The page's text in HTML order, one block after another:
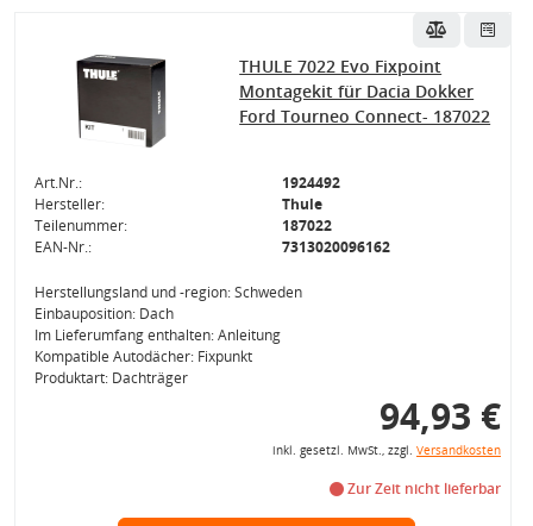
THULE 7022 Evo Fixpoint
Montagekit für Dacia Dokker
Ford Tourneo Connect- 187022
Art.Nr.:
1924492
Hersteller:
Thule
Teilenummer:
187022
EAN-Nr.:
7313020096162
Herstellungsland und -region: Schweden
Einbauposition: Dach
Im Lieferumfang enthalten: Anleitung
Kompatible Autodächer: Fixpunkt
Produktart: Dachträger
94,93 €
inkl. gesetzl. MwSt., zzgl. Versandkosten
Zur Zeit nicht lieferbar